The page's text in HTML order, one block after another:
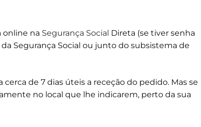
online na Segurança Social Direta (se tiver senha
Segurança Social ou junto do subsistema de
de 7 dias úteis a receção do pedido. Mas se
no local que lhe indicarem, perto da sua